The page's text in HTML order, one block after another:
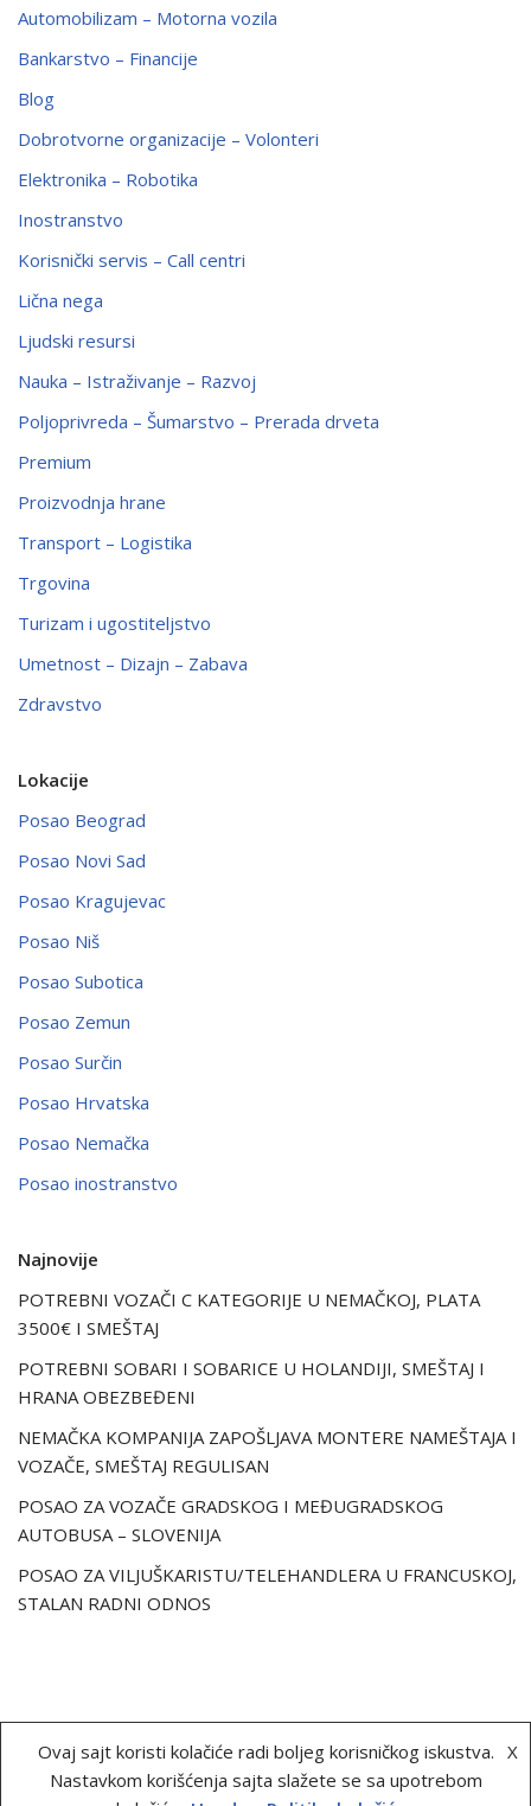
Automobilizam – Motorna vozila
Bankarstvo – Financije
Blog
Dobrotvorne organizacije – Volonteri
Elektronika – Robotika
Inostranstvo
Korisnički servis – Call centri
Lična nega
Ljudski resursi
Nauka – Istraživanje – Razvoj
Poljoprivreda – Šumarstvo – Prerada drveta
Premium
Proizvodnja hrane
Transport – Logistika
Trgovina
Turizam i ugostiteljstvo
Umetnost – Dizajn – Zabava
Zdravstvo
Lokacije
Posao Beograd
Posao Novi Sad
Posao Kragujevac
Posao Niš
Posao Subotica
Posao Zemun
Posao Surčin
Posao Hrvatska
Posao Nemačka
Posao inostranstvo
Najnovije
POTREBNI VOZAČI C KATEGORIJE U NEMAČKOJ, PLATA
3500€ I SMEŠTAJ
POTREBNI SOBARI I SOBARICE U HOLANDIJI, SMEŠTAJ I
HRANA OBEZBEĐENI
NEMAČKA KOMPANIJA ZAPOŠLJAVA MONTERE NAMEŠTAJA I
VOZAČE, SMEŠTAJ REGULISAN
POSAO ZA VOZAČE GRADSKOG I MEĐUGRADSKOG
AUTOBUSA – SLOVENIJA
POSAO ZA VILJUŠKARISTU/TELEHANDLERA U FRANCUSKOJ,
STALAN RADNI ODNOS
Kontakt
Ovaj sajt koristi kolačiće radi boljeg korisničkog iskustva.
Nastavkom korišćenja sajta slažete se sa upotrebom
X